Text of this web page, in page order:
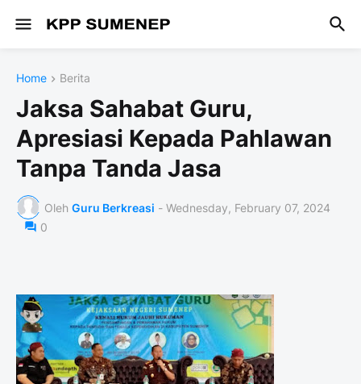
Home Berita
Jaksa Sahabat Guru,
Apresiasi Kepada Pahlawan
Tanpa Tanda Jasa
Oleh Guru Berkreasi - Wednesday, February 07, 2024
0